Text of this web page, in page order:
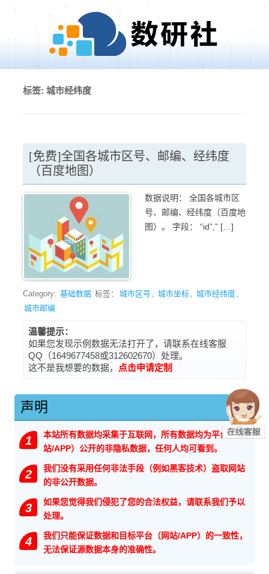
标签: 城市经纬度
[免费]全国各城市区号、邮编、经纬度
（百度地图）
数据说明： 全国各城市区
号、邮编、经纬度（百度地
图）。 字段： “id”,” […]
Category: 基础数据 标签： 城市区号 , 城市坐标 , 城市经纬度 ,
城市邮编
温馨提示：
如果您发现示例数据无法打开了，请联系在线客服
QQ（1649677458或312602670）处理。
这不是我想要的数据，
点击申请定制
声明
1
本站所有数据均采集于互联网，所有数据均为平台（网
站/APP）公开的非隐私数据，任何人均可看到。
2
我们没有采用任何非法手段（例如黑客技术）盗取网站
的非公开数据。
3
如果您觉得我们侵犯了您的合法权益，请联系我们予以
处理。
4
我们只能保证数据和目标平台（网站/APP）的一致性，
无法保证源数据本身的准确性。